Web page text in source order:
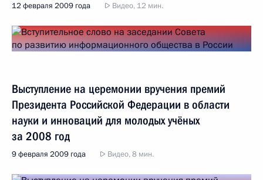
12 февраля 2009 года Видео, 12 мин.
Выступление на церемонии вручения премий
Президента Российской Федерации в области
науки и инноваций для молодых учёных
за 2008 год
9 февраля 2009 года Видео, 8 мин.